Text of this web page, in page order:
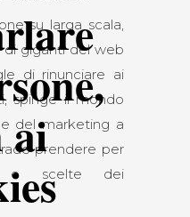
ai
su larga scala,
di giganti del web
di rinunciare ai
spinge il mondo
del marketing a
prendere per
e scelte dei